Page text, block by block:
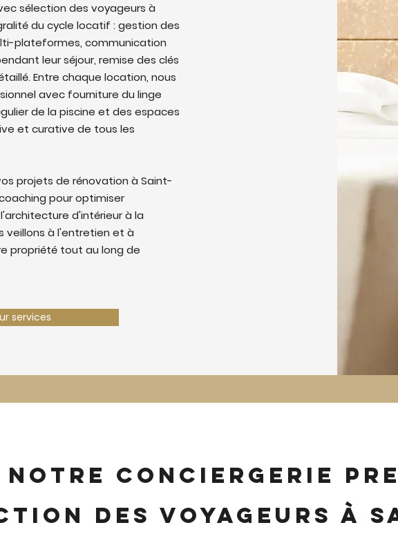
sélection des voyageurs à
du cycle locatif : gestion des
plateformes, communication
leur séjour, remise des clés
Entre chaque location, nous
avec fourniture du linge
de la piscine et des espaces
et curative de tous les
projets de rénovation à Saint-
pour optimiser
d'intérieur à la
veillons à l'entretien et à
propriété tout au long de
services
notre conciergerie
des voyageurs à